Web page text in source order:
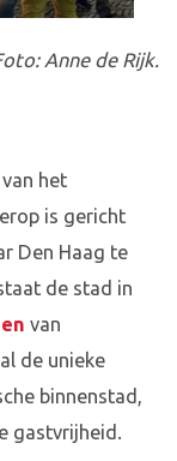
Anne de Rijk.
het
is gericht
Den Haag te
de stad in
van
de unieke
binnenstad,
gastvrijheid.